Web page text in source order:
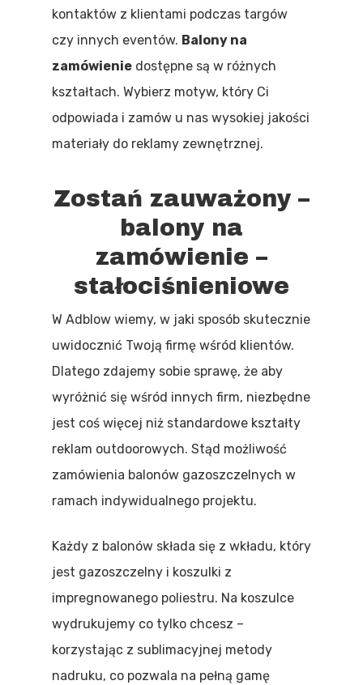
kontaktów z klientami podczas targów
czy innych eventów. Balony na
zamówienie dostępne są w różnych
kształtach. Wybierz motyw, który Ci
odpowiada i zamów u nas wysokiej jakości
materiały do reklamy zewnętrznej.
Zostań zauważony –
balony na
zamówienie –
stałociśnieniowe
W Adblow wiemy, w jaki sposób skutecznie
uwidocznić Twoją firmę wśród klientów.
Dlatego zdajemy sobie sprawę, że aby
wyróżnić się wśród innych firm, niezbędne
jest coś więcej niż standardowe kształty
reklam outdoorowych. Stąd możliwość
zamówienia balonów gazoszczelnych w
ramach indywidualnego projektu.
Każdy z balonów składa się z wkładu, który
jest gazoszczelny i koszulki z
impregnowanego poliestru. Na koszulce
wydrukujemy co tylko chcesz –
korzystając z sublimacyjnej metody
nadruku, co pozwala na pełną gamę